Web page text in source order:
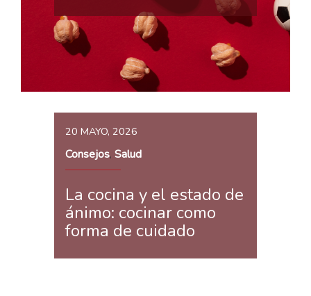
20 MAYO, 2026
Consejos,Salud
La cocina y el estado de
ánimo: cocinar como
forma de cuidado